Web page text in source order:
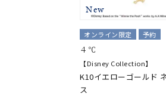
New
オンライン限定 予約
４℃
【Disney Collection】
K10イエローゴールド
ス